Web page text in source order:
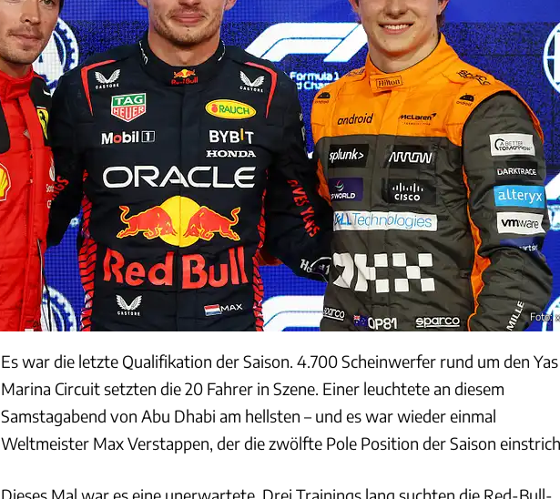
Foto:
Es war die letzte Qualifikation der Saison. 4.700 Scheinwerfer rund um den Yas
Marina Circuit setzten die 20 Fahrer in Szene. Einer leuchtete an diesem
Samstagabend von Abu Dhabi am hellsten – und es war wieder einmal
Weltmeister Max Verstappen, der die zwölfte Pole Position der Saison
Dieses Mal war es eine unerwartete. Drei Trainings lang suchten die Red-Bull-